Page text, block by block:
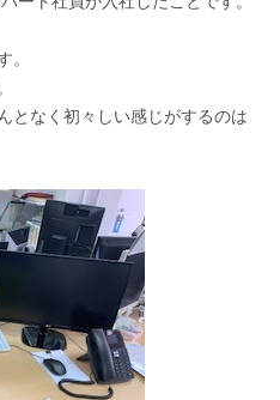
。
となく初々しい感じがするのは